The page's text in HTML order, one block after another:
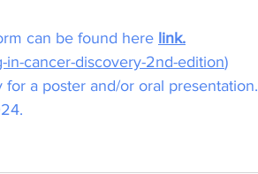
can be found here link.
cancer-discovery-2nd-edition)
a poster and/or oral presentation.